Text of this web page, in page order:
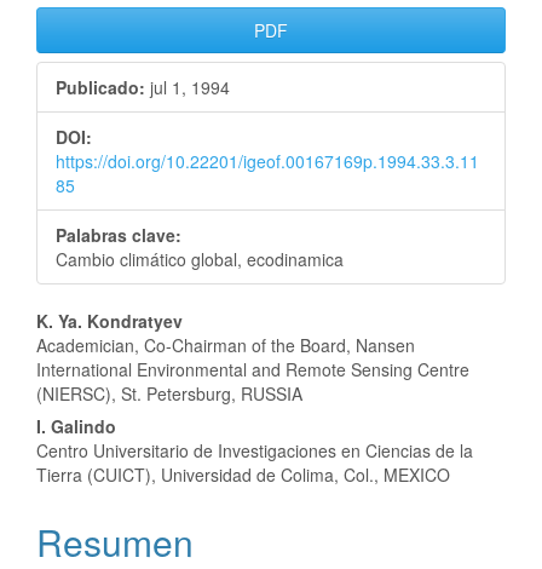
Barra
lateral
del
artículo
PDF
Publicado: jul 1, 1994
DOI:
https://doi.org/10.22201/igeof.00167169p.1994.33.3.11
85
Palabras clave:
Cambio climático global, ecodinamica
Contenido
principal
del
artículo
K. Ya. Kondratyev
Academician, Co-Chairman of the Board, Nansen
International Environmental and Remote Sensing Centre
(NIERSC), St. Petersburg, RUSSIA
I. Galindo
Centro Universitario de Investigaciones en Ciencias de la
Tierra (CUICT), Universidad de Colima, Col., MEXICO
Resumen